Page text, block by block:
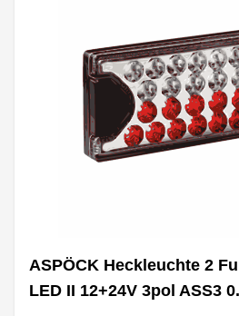
ASPÖCK Heckleuchte 2
LED II 12+24V 3pol ASS3